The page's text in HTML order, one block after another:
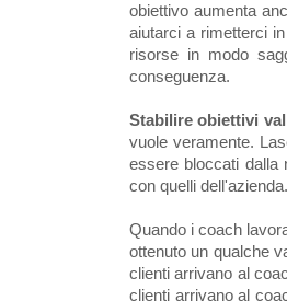
obiettivo aumenta
aiutarci a rimetterci
risorse in modo
conseguenza.
Stabilire obiettivi
vuole veramente.
essere bloccati dalla
con quelli dell'azienda.
Quando i coach
ottenuto un qualche
clienti arrivano al
clienti arrivano al